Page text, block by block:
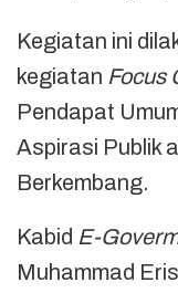
Kegiatan ini
kegiatan Focus
Pendapat
Aspirasi Publik
Berkembang.
Kabid E-
Muhammad